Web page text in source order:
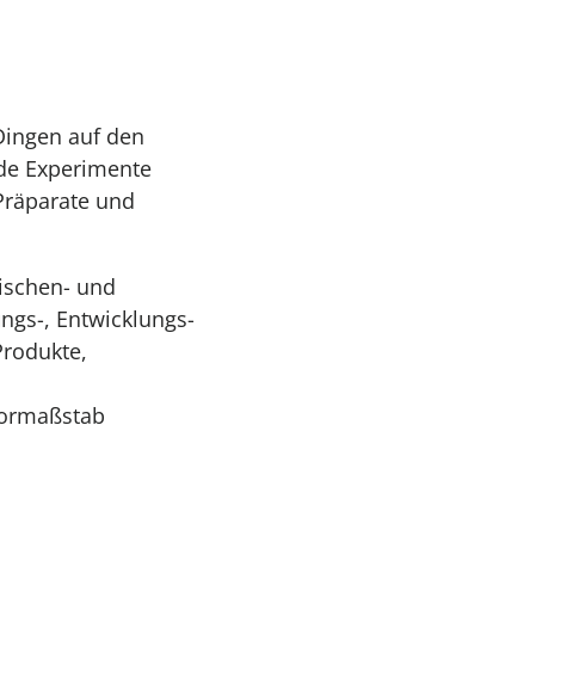
auf den
Experimente
und
und
, Entwicklungs-